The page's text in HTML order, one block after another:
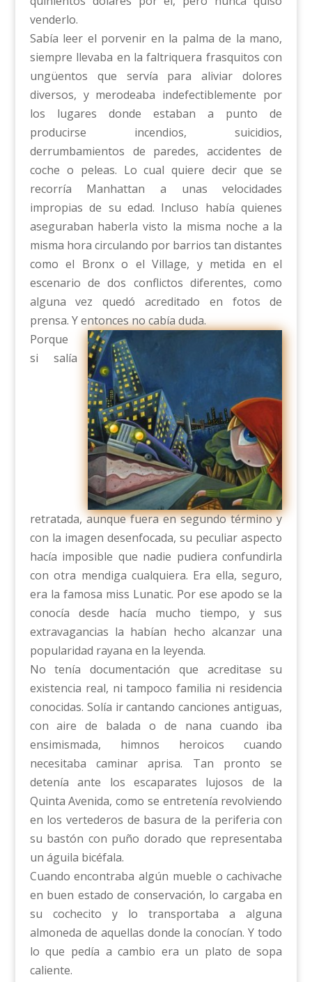
venderlo.
Sabía leer el porvenir en la palma de la mano,
siempre llevaba en la faltriquera frasquitos con
ungüentos que servía para aliviar dolores
diversos, y merodeaba indefectiblemente por
los lugares donde estaban a punto de
producirse incendios, suicidios,
derrumbamientos de paredes, accidentes de
coche o peleas. Lo cual quiere decir que se
recorría Manhattan a unas velocidades
impropias de su edad. Incluso había quienes
aseguraban haberla visto la misma noche a la
misma hora circulando por barrios tan distantes
como el Bronx o el Village, y metida en el
escenario de dos conflictos diferentes, como
alguna vez quedó acreditado en fotos de
prensa. Y entonces no cabía duda.
Porque
si salía
retratada, aunque fuera en segundo término y
con la imagen desenfocada, su peculiar aspecto
hacía imposible que nadie pudiera confundirla
con otra mendiga cualquiera. Era ella, seguro,
era la famosa miss Lunatic. Por ese apodo se la
conocía desde hacía mucho tiempo, y sus
extravagancias la habían hecho alcanzar una
popularidad rayana en la leyenda.
No tenía documentación que acreditase su
existencia real, ni tampoco familia ni residencia
conocidas. Solía ir cantando canciones antiguas,
con aire de balada o de nana cuando iba
ensimismada, himnos heroicos cuando
necesitaba caminar aprisa. Tan pronto se
detenía ante los escaparates lujosos de la
Quinta Avenida, como se entretenía revolviendo
en los vertederos de basura de la periferia con
su bastón con puño dorado que representaba
un águila bicéfala.
Cuando encontraba algún mueble o cachivache
en buen estado de conservación, lo cargaba en
su cochecito y lo transportaba a alguna
almoneda de aquellas donde la conocían. Y todo
lo que pedía a cambio era un plato de sopa
caliente.